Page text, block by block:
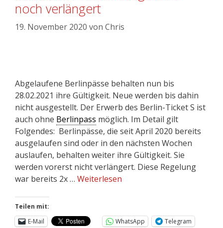
noch verlängert
19. November 2020 von Chris
Abgelaufene Berlinpässe behalten nun bis
28.02.2021 ihre Gültigkeit. Neue werden bis dahin
nicht ausgestellt. Der Erwerb des Berlin-Ticket S ist
auch ohne Berlinpass möglich. Im Detail gilt
Folgendes: Berlinpässe, die seit April 2020 bereits
ausgelaufen sind oder in den nächsten Wochen
auslaufen, behalten weiter ihre Gültigkeit. Sie
werden vorerst nicht verlängert. Diese Regelung
war bereits 2x … Weiterlesen
Teilen mit:
E-Mail
WhatsApp
Telegram